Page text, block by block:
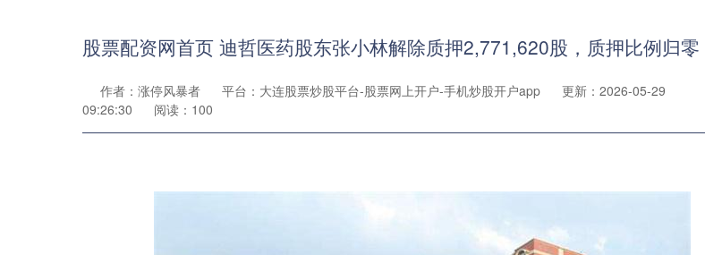
股票配资网首页 迪哲医药股东张小林解除质押2,771,620股，质押比例归零
作者：涨停风暴者 平台：大连股票炒股平台-股票网上开户-手机炒股开户app
更新：2026-05-29
09:26:30
阅读：100